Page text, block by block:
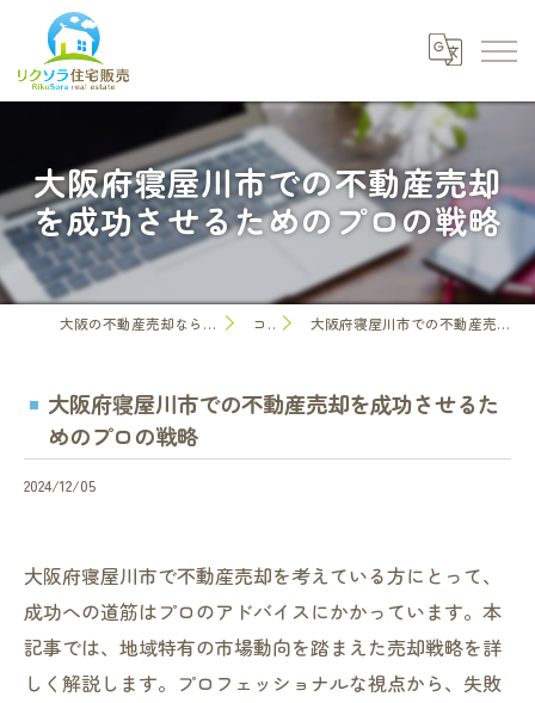
大阪府寝屋川市での不動産売却
を成功させるためのプロの戦略
大阪の不動産売却なら株式会社リクソラ住宅販売 コラム 大阪府寝屋川市での不動産売却を成功させるためのプロの戦略
大阪府寝屋川市での不動産売却を成功させるた
めのプロの戦略
2024/12/05
大阪府寝屋川市で不動産売却を考えている方にとって、
成功への道筋はプロのアドバイスにかかっています。本
記事では、地域特有の市場動向を踏まえた売却戦略を詳
しく解説します。プロフェッショナルな視点から、失敗